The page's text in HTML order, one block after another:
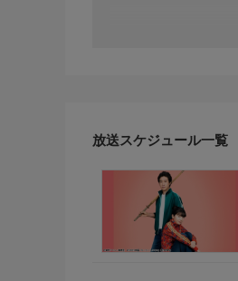
放送スケジュール一覧